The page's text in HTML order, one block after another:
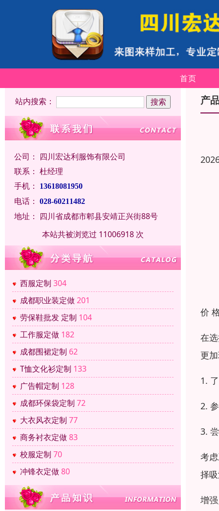
首页
站内搜索：
公司： 四川宏达利服饰有限公司
联系： 杜经理
手机：
13618081950
电话： 028-60211482
地址： 四川省成都市郫县安靖正兴街88号
本站共被浏览过 11006918 次
西服定制 304
成都职业装定做201
劳保鞋批发 定制 104
工作服定做 182
成都围裙定制 62
T恤文化衫定制 133
广告帽定制 128
成都环保袋定制 72
大衣风衣定制 77
商务衬衣定做83
校服定制 70
冲锋衣定做80
产
价
在
更
1.
2.
3.
考
择
增